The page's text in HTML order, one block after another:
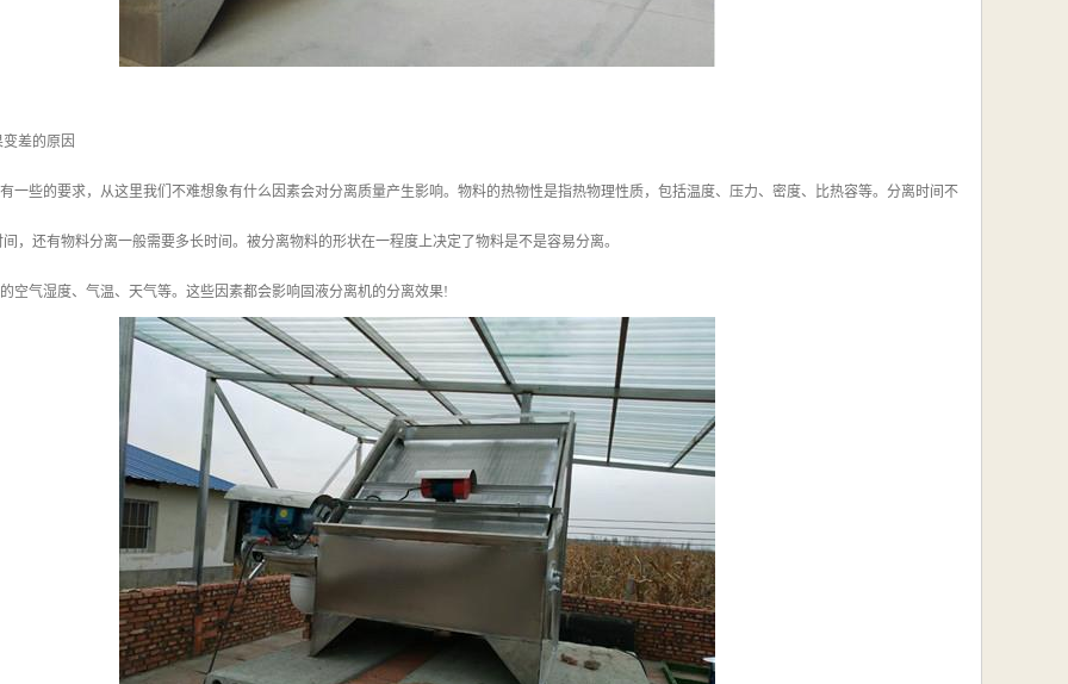
差的原因
一些的要求，从这里我们不难想象有什么因素会对分离质量产生影响。物料的热物性是指热物理性质，包括温度、压力、密度、比热容等。分离时间不
，还有物料分离一般需要多长时间。被分离物料的形状在一程度上决定了物料是不是容易分离。
空气湿度、气温、天气等。这些因素都会影响固液分离机的分离效果!